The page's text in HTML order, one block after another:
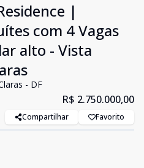
|
com 4 Vagas
alto - Vista
- DF
R$ 2.750.000,00
Compartilhar Favorito